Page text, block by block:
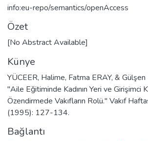
info:eu-repo/semantics/openAccess
Özet
[No Abstract Available]
Künye
YÜCEER, Halime, Fatma ERAY, &
"Aile Eğitiminde Kadının Yeri ve Girişimci
Özendirmede Vakıfların Rolü." Vakıf
(1995): 127-134.
Bağlantı